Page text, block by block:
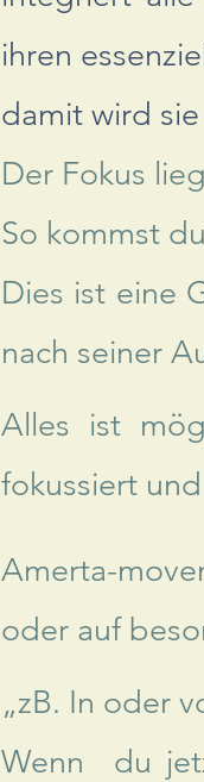
ihren
damit wird
Der Fokus
So kommst
Dies ist eine
nach seiner
Alles ist
fokussiert
Amerta-
oder auf
„zB. In oder
Wenn du